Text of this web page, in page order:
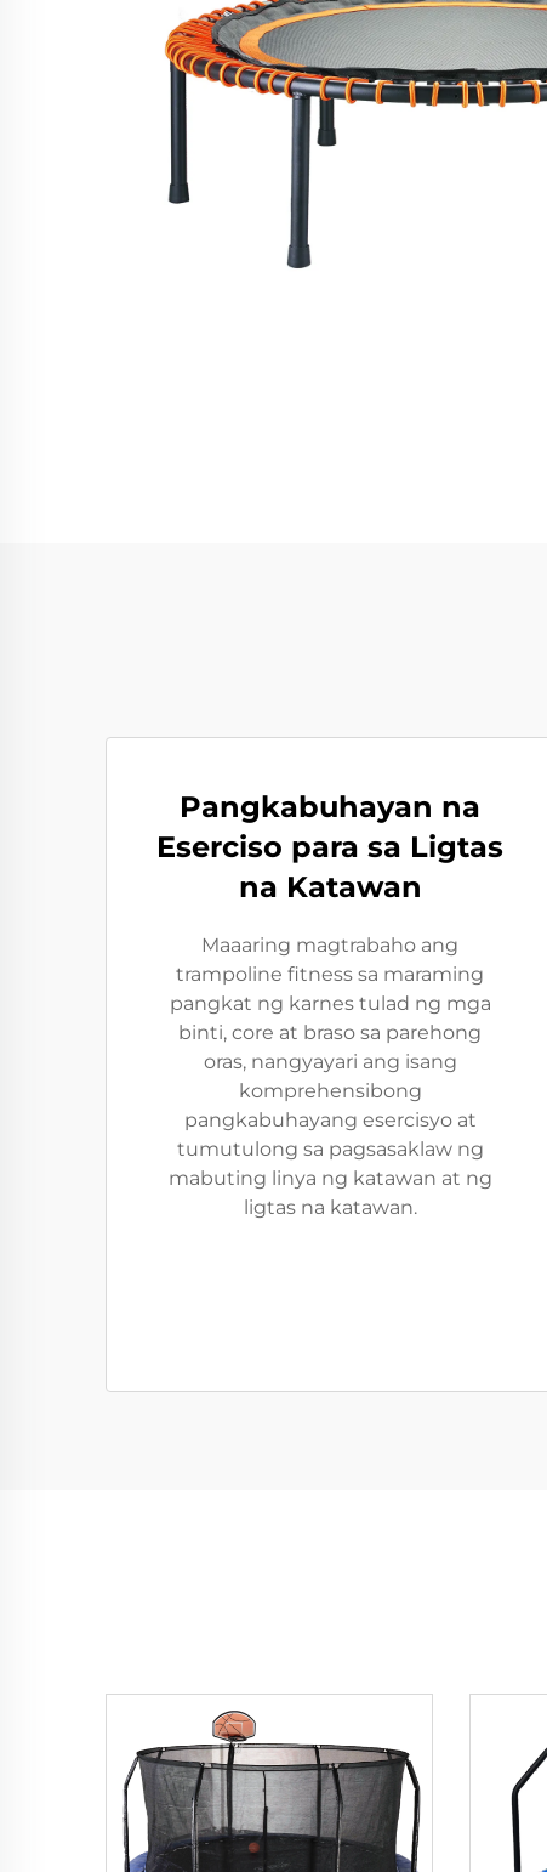
Pangkabuhayan na
Eserciso para sa Ligtas
na Katawan
Maaaring magtrabaho ang
trampoline fitness sa maraming
pangkat ng karnes tulad ng mga
binti, core at braso sa parehong
oras, nangyayari ang isang
komprehensibong
pangkabuhayang esercisyo at
tumutulong sa pagsasaklaw ng
mabuting linya ng katawan at ng
ligtas na katawan.